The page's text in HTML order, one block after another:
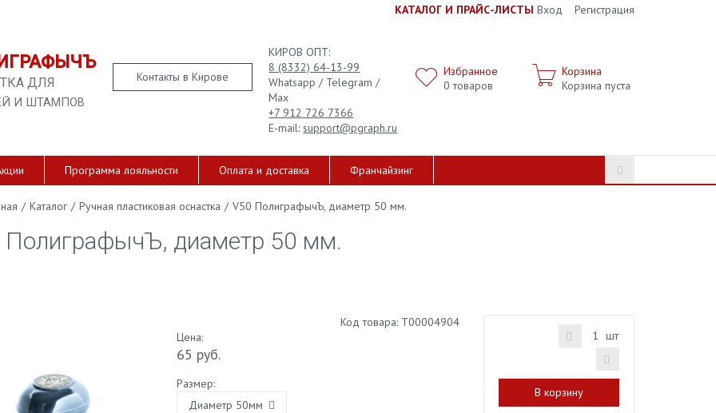
КАТАЛОГ И ПРАЙС-ЛИСТЫ Вход Регистрация
ДЛЯ
И ШТАМПОВ
Контакты в Кирове
КИРОВ ОПТ:
8 (8332) 64-13-99
Whatsapp / Telegram /
Max
+7 912 726 7366
E-mail: support@pgraph.ru
Избранное
0 товаров
Корзина
Корзина пуста
Программа лояльности Оплата и доставка Франчайзинг
/ Каталог / Ручная пластиковая оснастка / V50 ПолиграфычЪ, диаметр 50 мм.
ПолиграфычЪ, диаметр 50 мм.
Код товара: Т00004904
Цена:
65 руб.
Размер:
Диаметр 50мм
шт
В корзину